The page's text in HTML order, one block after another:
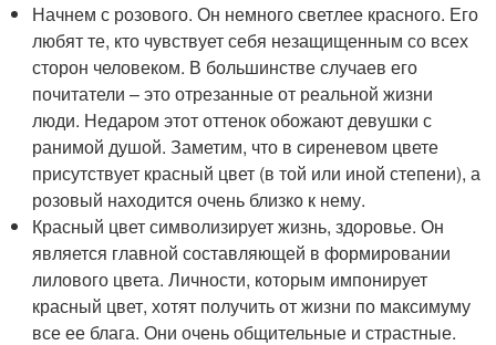
Начнем с розового. Он немного светлее красного. Его
любят те, кто чувствует себя незащищенным со всех
сторон человеком. В большинстве случаев его
почитатели – это отрезанные от реальной жизни
люди. Недаром этот оттенок обожают девушки с
ранимой душой. Заметим, что в сиреневом цвете
присутствует красный цвет (в той или иной степени), а
розовый находится очень близко к нему.
Красный цвет символизирует жизнь, здоровье. Он
является главной составляющей в формировании
лилового цвета. Личности, которым импонирует
красный цвет, хотят получить от жизни по максимуму
все ее блага. Они очень общительные и страстные.